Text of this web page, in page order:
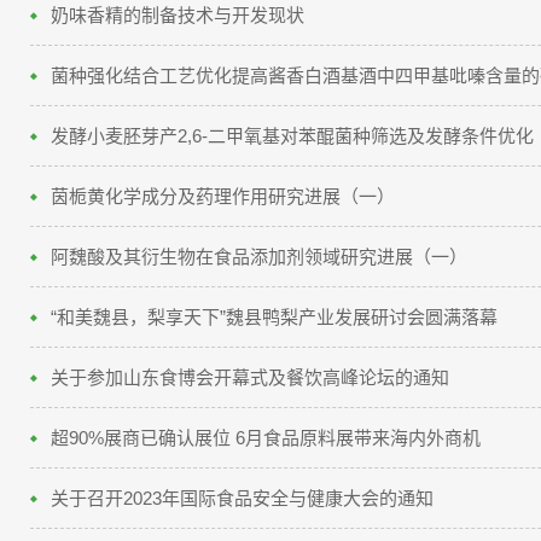
奶味香精的制备技术与开发现状
菌种强化结合工艺优化提高酱香白酒基酒中四甲基吡嗪含量的
发酵小麦胚芽产2,6-二甲氧基对苯醌菌种筛选及发酵条件优化
茵栀黄化学成分及药理作用研究进展（一）
阿魏酸及其衍生物在食品添加剂领域研究进展（一）
“和美魏县，梨享天下”魏县鸭梨产业发展研讨会圆满落幕
关于参加山东食博会开幕式及餐饮高峰论坛的通知
超90%展商已确认展位 6月食品原料展带来海内外商机
关于召开2023年国际食品安全与健康大会的通知